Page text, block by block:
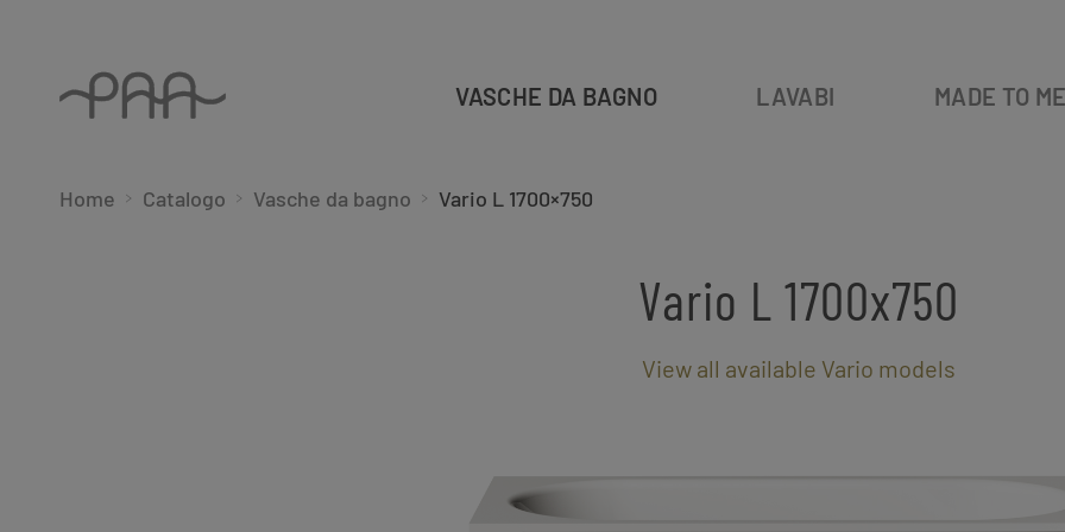
VASCHE DA BAGNO LAVABI MADE TO
Home Catalogo Vasche da bagno Vario L 1700×750
Vario L 1700x750
View all available Vario models